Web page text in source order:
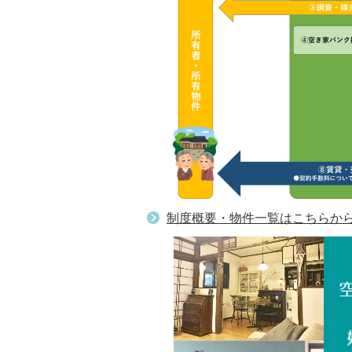
制度概要・物件一覧はこちらか